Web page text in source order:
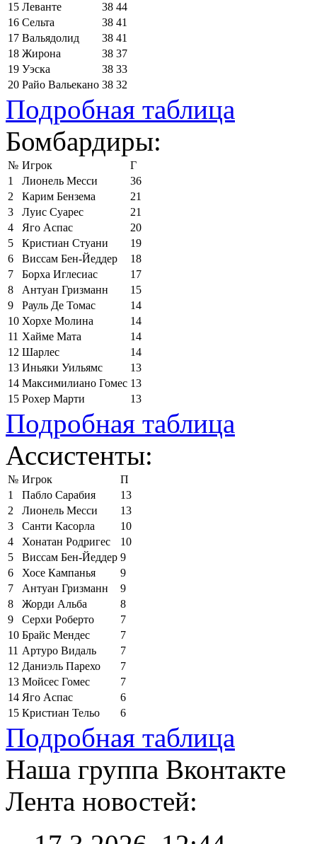
15 Леванте 38 44
16 Сельта 38 41
17 Вальядолид 38 41
18 Жирона 38 37
19 Уэска 38 33
20 Райо Вальекано 38 32
Подробная таблица
Бомбардиры:
№ Игрок
Г
1
Лионель Месси
36
2
Карим Бензема
21
3
Луис Суарес
21
4
Яго Аспас
20
5
Кристиан Стуани
19
6
Виссам Бен-Йеддер
18
7
Борха Иглесиас
17
8
Антуан Гризманн
15
9
Рауль Де Томас
14
10 Хорхе Молина
14
11 Хайме Мата
14
12 Шарлес
14
13 Иньяки Уильямс
13
14 Максимилиано Гомес 13
15 Рохер Марти 13
Подробная таблица
Ассистенты:
№ Игрок
П
1
Пабло Сарабия
13
2
Лионель Месси
13
3
Санти Касорла
10
4
Хонатан Родригес
10
5
Виссам Бен-Йеддер 9
6
Хосе Кампанья
9
7
Антуан Гризманн
9
8
Жорди Альба
8
9
Серхи Роберто
7
10 Брайс Мендес
7
11 Артуро Видаль
7
12 Даниэль Парехо
7
13 Мойсес Гомес
7
14 Яго Аспас
6
15 Кристиан Тельо 6
Подробная таблица
Наша группа Вконтакте
Лента новостей: